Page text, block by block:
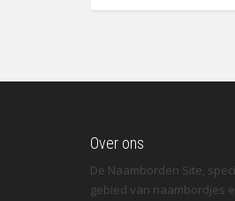
Over ons
De Naamborden Site,
gebied van naambordjes